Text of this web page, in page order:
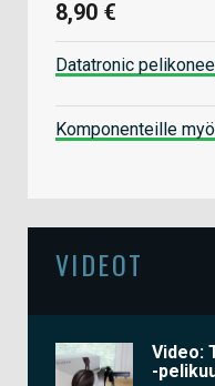
8,90 €
Datatronic
Komponenteille
VIDEOT
Video:
-